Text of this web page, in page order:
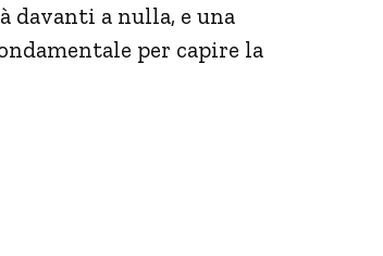
davanti a nulla, e una
per capire la